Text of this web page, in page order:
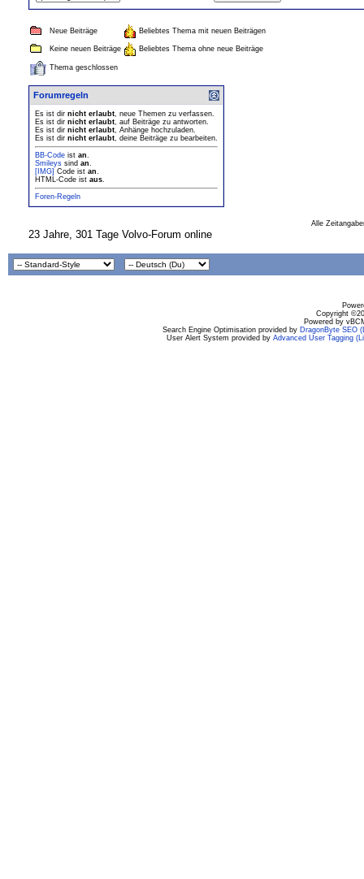
Neue Beiträge Beliebtes Thema mit neuen Beiträgen
Keine neuen Beiträge Beliebtes Thema ohne neue Beiträge
Thema geschlossen
Forumregeln
Es ist dir nicht erlaubt, neue Themen zu verfassen.
Es ist dir nicht erlaubt, auf Beiträge zu antworten.
Es ist dir nicht erlaubt, Anhänge hochzuladen.
Es ist dir nicht erlaubt, deine Beiträge zu bearbeiten.
BB-Code ist an.
Smileys sind an.
[IMG] Code ist an.
HTML-Code ist aus.
Foren-Regeln
Alle
23 Jahre, 301 Tage Volvo-Forum online
Copyright
Powered by
Search Engine Optimisation provided by DragonByte SEO
User Alert System provided by Advanced User Tagging